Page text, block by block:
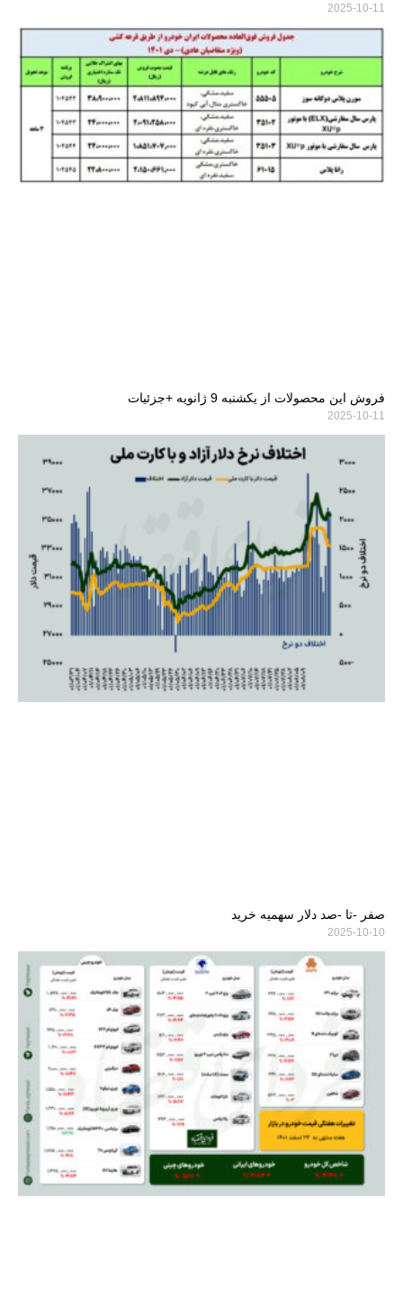
2025-10-11
فروش این محصولات از یکشنبه 9 ژانویه +جزئیات
2025-10-11
صفر -تا -صد دلار سهمیه خرید
2025-10-10